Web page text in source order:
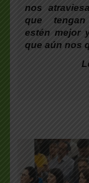
nos
que
estén mejor
que aún nos